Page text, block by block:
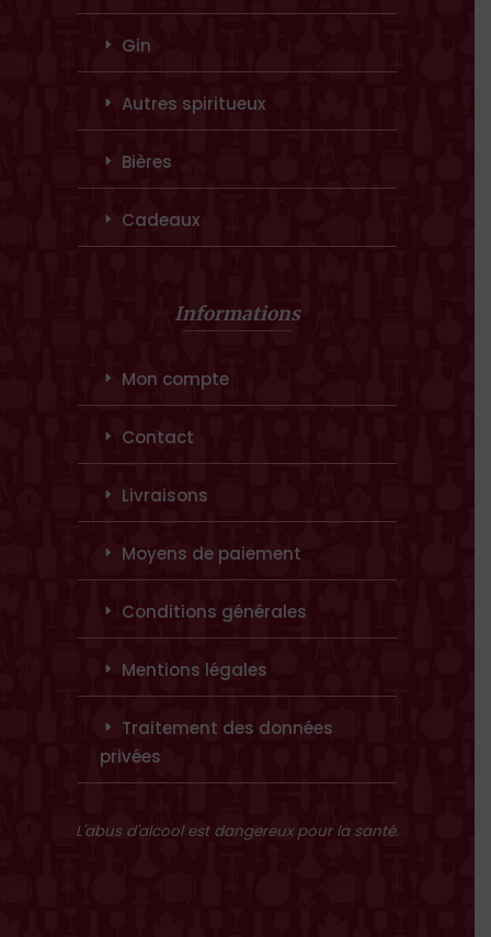
Gin
Autres spiritueux
Bières
Cadeaux
Informations
Mon compte
Contact
Livraisons
Moyens de paiement
Conditions générales
Mentions légales
Traitement des données
privées
L'abus d'alcool est dangereux pour la santé.